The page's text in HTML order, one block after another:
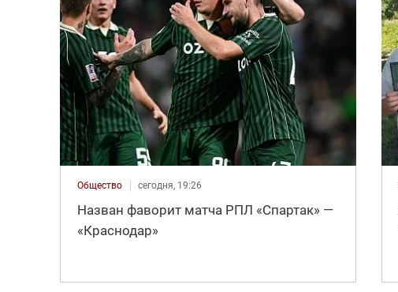
Общество сегодня, 19:26
Назван фаворит матча РПЛ «Спартак» —
«Краснодар»